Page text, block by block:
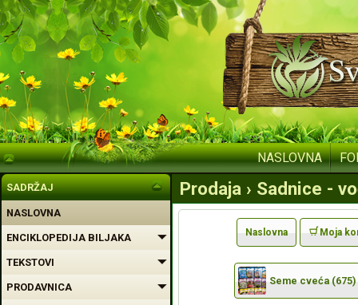
NASLOVNA
SADRŽAJ
NASLOVNA
ENCIKLOPEDIJA BILJAKA
TEKSTOVI
PRODAVNICA
Prodaja › Sadnice -
Naslovna Moja
Seme cveća (675)